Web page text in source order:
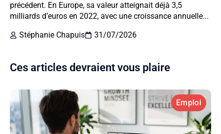
précédent. En Europe, sa valeur atteignait déjà 3,5
milliards d’euros en 2022, avec une croissance annuelle...
Stéphanie Chapuis
31/07/2026
Ces articles devraient vous plaire
Emploi